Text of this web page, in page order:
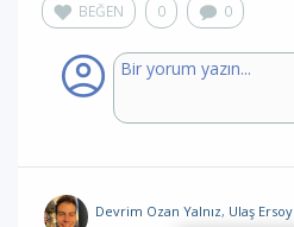
BEĞEN 0 0
Devrim Ozan Yalnız, Ulaş Ersoy